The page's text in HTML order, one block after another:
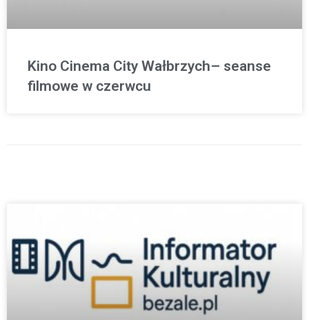
Kino Cinema City Wałbrzych– seanse
filmowe w czerwcu